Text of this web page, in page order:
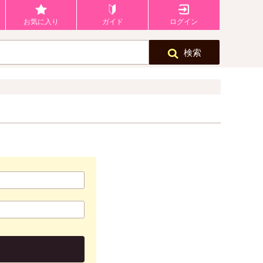
お気に入り ガイド ログイン
検索